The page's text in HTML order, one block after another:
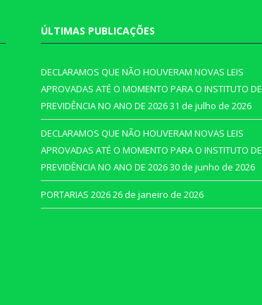
ÚLTIMAS PUBLICAÇÕES
DECLARAMOS QUE NÃO HOUVERAM NOVAS LEIS
APROVADAS ATÉ O MOMENTO PARA O INSTITUTO DE
PREVIDÊNCIA NO ANO DE 202631 de julho de 2026
DECLARAMOS QUE NÃO HOUVERAM NOVAS LEIS
APROVADAS ATÉ O MOMENTO PARA O INSTITUTO DE
PREVIDÊNCIA NO ANO DE 202630 de junho de 2026
PORTARIAS 202626 de janeiro de 2026